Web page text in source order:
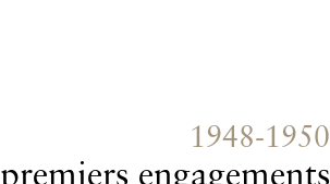
1948-1950
engagements